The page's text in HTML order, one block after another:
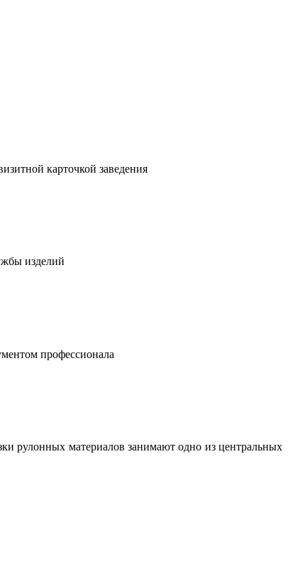
карточкой заведения
изделий
профессионала
рулонных материалов занимают одно из центральных